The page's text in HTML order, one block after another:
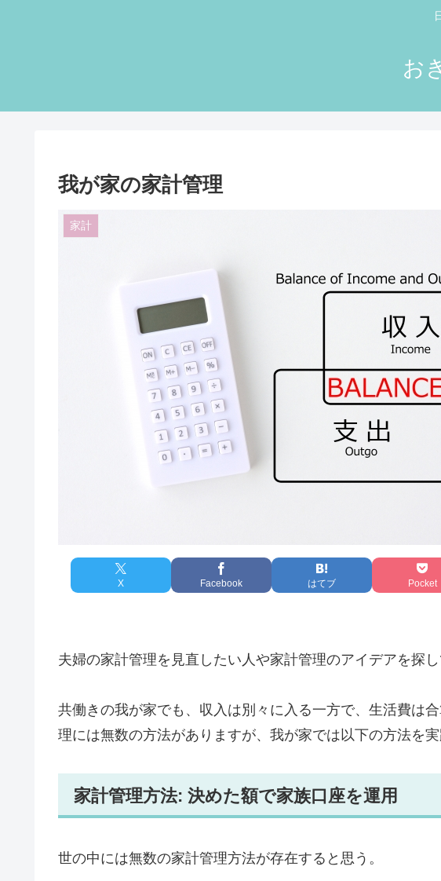
お
我が家の家計管理
家計
X Facebook はてブ Pocket
夫婦の家計管理を見直したい人や家計管理のアイデアを探し
共働きの我が家でも、収入は別々に入る一方で、生活費は
理には無数の方法がありますが、我が家では以下の方法を実
家計管理方法: 決めた額で家族口座を運用
世の中には無数の家計管理方法が存在すると思う。